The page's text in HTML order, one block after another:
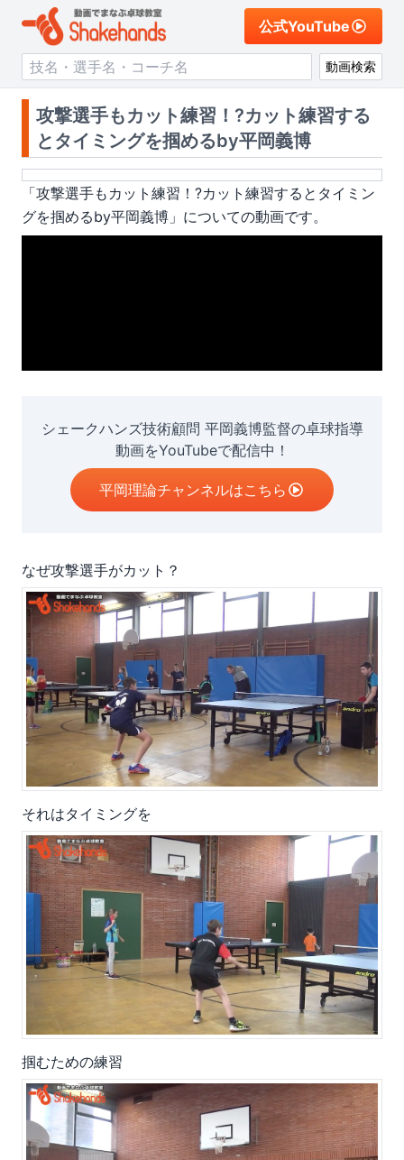
公式YouTube
動画検索
攻撃選手もカット練習！?カット練習する
とタイミングを掴めるby平岡義博
「攻撃選手もカット練習！?カット練習するとタイミン
グを掴めるby平岡義博 」についての動画です。
シェークハンズ技術顧問 平岡義博監督の卓球指導
動画をYouTubeで配信中！
平岡理論チャンネルはこちら
なぜ攻撃選手がカット？
それはタイミングを
掴むための練習